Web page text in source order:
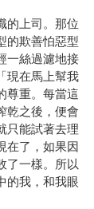
的上司。那位
的欺善怕惡型
一絲過濾地接
現在馬上幫我
尊重。每當這
乾之後，便會
只能試著去理
在了，如果因
了一樣。所以
的我，和我眼